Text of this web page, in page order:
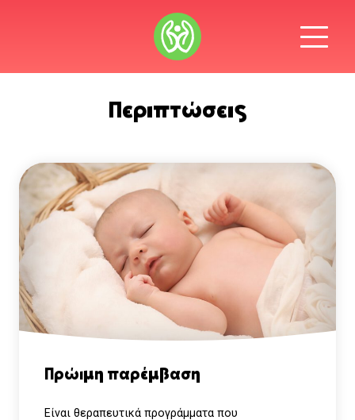
Περιπτώσεις
Πρώιμη παρέμβαση
Είναι θεραπευτικά προγράμματα που